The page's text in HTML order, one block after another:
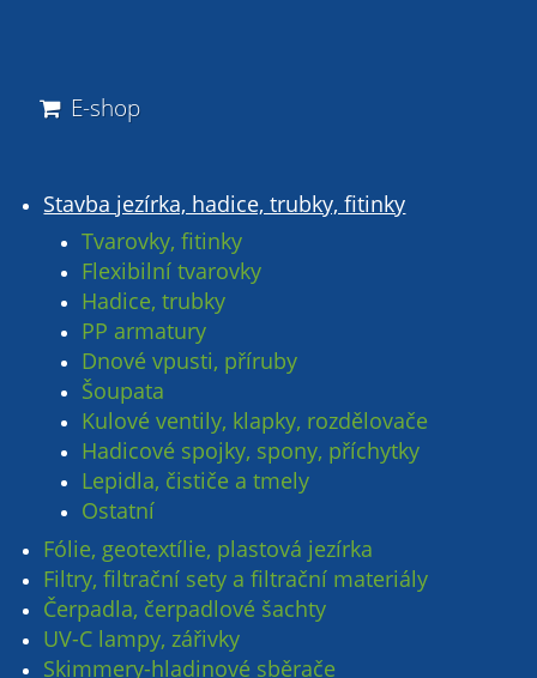
E-shop
Stavba jezírka, hadice, trubky, fitinky
Tvarovky, fitinky
Flexibilní tvarovky
Hadice, trubky
PP armatury
Dnové vpusti, příruby
Šoupata
Kulové ventily, klapky, rozdělovače
Hadicové spojky, spony, příchytky
Lepidla, čističe a tmely
Ostatní
Fólie, geotextílie, plastová jezírka
Filtry, filtrační sety a filtrační materiály
Čerpadla, čerpadlové šachty
UV-C lampy, zářivky
Skimmery-hladinové sběrače